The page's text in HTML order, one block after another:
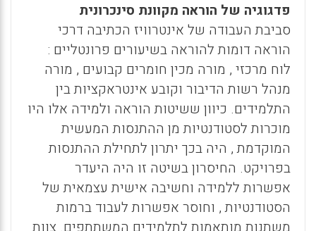
פדגוגיה של הוראה מקוונת סינכרונית
סביבת העבודה של אינטרוויז הכתיבה דרכי
הוראה דומות להוראה בשיעורים פרונטליים :
לוח מרכזי , מורה מכין חומרים קבועים , מורה
מנהל רשות הדיבור וקובע אינטראקציות בין
התלמידים. כיוון ששיטות הוראה ולמידה אלו היו
מוכרות לסטודנטיות מן ההתנסות המעשית
המוקדמת , היה בכך יתרון לתחילת ההתנסות
בפרויקט. החיסרון בשיטה זו היה היעדר
אפשרות ללמידה וחשיבה אישית עצמאית של
הסטודנטיות , וחוסר אפשרות לעבוד ברמות